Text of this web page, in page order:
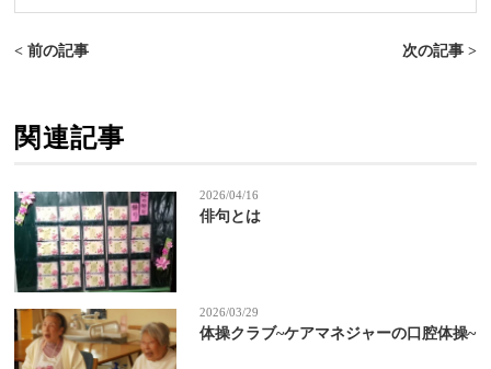
< 前の記事 次の記事 >
関連記事
2026/04/16
俳句とは
2026/03/29
体操クラブ~ケアマネジャーの口腔体操~